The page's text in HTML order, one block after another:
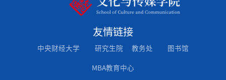
友情链接
中央财经大学 研究生院 教务处 图书馆
MBA教育中心